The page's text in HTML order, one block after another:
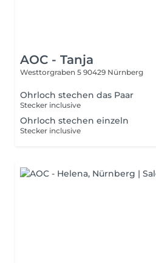
AOC - Tanja
Westtorgraben 5 90429 Nürnberg
Ohrloch stechen das Paar
Stecker inclusive
Ohrloch stechen einzeln
Stecker inclusive